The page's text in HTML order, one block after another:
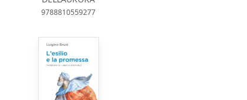
9788810559277